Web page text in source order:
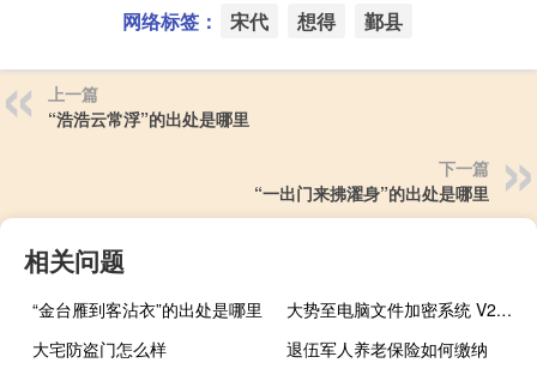
网络标签： 宋代 想得 鄞县
上一篇
“浩浩云常浮”的出处是哪里
下一篇
“一出门来拂濯身”的出处是哪里
相关问题
“金台雁到客沾衣”的出处是哪里
大势至电脑文件加密系统 V2.0 试用版（大势至电脑文件加密系统 V2.0 试用版功能简介）
大宅防盗门怎么样
退伍军人养老保险如何缴纳